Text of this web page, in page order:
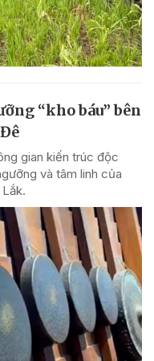
“kho báu” bên
gian kiến trúc độc
và tâm linh của